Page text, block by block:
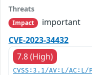
Threats
Impact
important
CVE-2023-34432
7.8 (High)
CVSS:3.1/AV:L/